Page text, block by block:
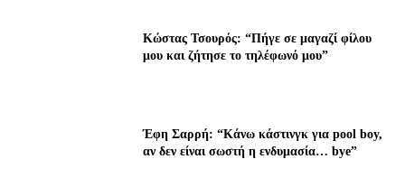
Κώστας Τσουρός: “Πήγε σε μαγαζί φίλου
μου και ζήτησε το τηλέφωνό μου”
Έφη Σαρρή: “Κάνω κάστινγκ για pool boy,
αν δεν είναι σωστή η ενδυμασία… bye”